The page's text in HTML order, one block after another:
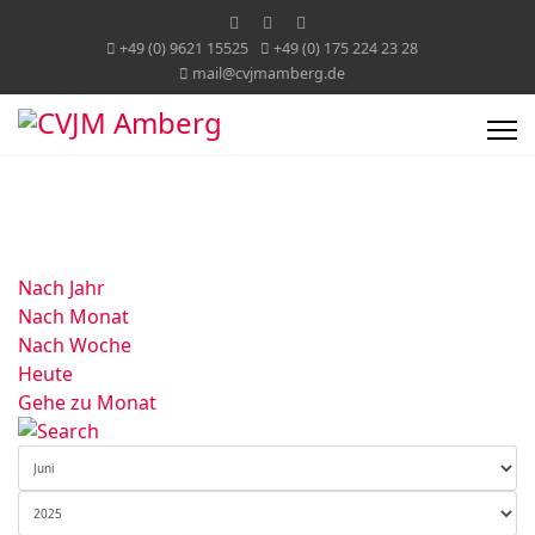
+49 (0) 9621 15525
+49 (0) 175 224 23 28
mail@cvjmamberg.de
Nach Jahr
Nach Monat
Nach Woche
Heute
Gehe zu Monat